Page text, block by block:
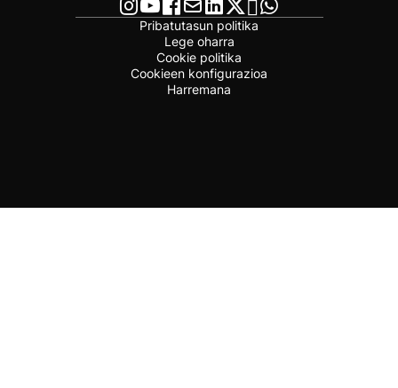
Pribatutasun politika
Lege oharra
Cookie politika
Cookieen konfigurazioa
Harremana